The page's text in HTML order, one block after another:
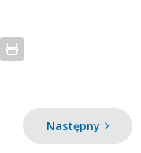
Następny